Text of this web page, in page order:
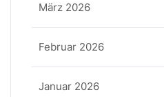
März 2026
Februar 2026
Januar 2026